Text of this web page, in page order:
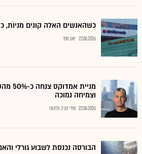
כשהאנשים האלה קונים מניות,
22.06.2026 יואב ספר
וצמיחה נמוכה
22.06.2026 שירי חביב-ולדהורן
הבורסה נכנסת לשבוע גורלי